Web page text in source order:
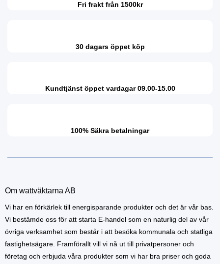
Fri frakt från 1500kr
30 dagars öppet köp
Kundtjänst öppet vardagar 09.00-15.00
100% Säkra betalningar
Om wattväktarna AB
Vi har en förkärlek till energisparande produkter och det är vår bas.
Vi bestämde oss för att starta E-handel som en naturlig del av vår
övriga verksamhet som består i att besöka kommunala och statliga
fastighetsägare. Framförallt vill vi nå ut till privatpersoner och
företag och erbjuda våra produkter som vi har bra priser och goda